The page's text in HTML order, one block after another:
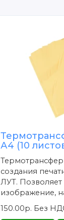
А4 (10
создания
ЛУТ. Позволяет
изображение,
150.00р. Без